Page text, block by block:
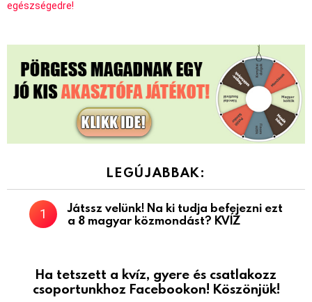
egészségedre!
LEGÚJABBAK:
Játssz velünk! Na ki tudja befejezni ezt
a 8 magyar közmondást? KVÍZ
Ha tetszett a kvíz, gyere és csatlakozz
csoportunkhoz Facebookon! Köszönjük!